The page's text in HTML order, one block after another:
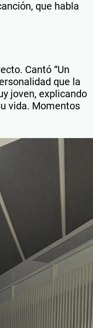
que habla
Cantó “Un
que la
joven, explicando
vida. Momentos